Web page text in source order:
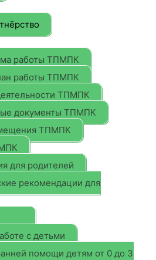
работы ТПМПК
работы ТПМПК
ТПМПК
документы ТПМПК
ТПМПК
для родителей
рекомендации для
с детьми
помощи детям от 0 до 3